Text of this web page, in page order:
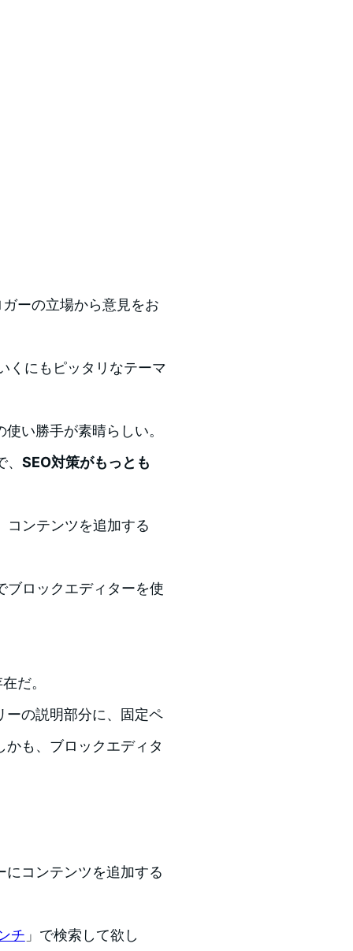
ーの立場から意見をお
くにもピッタリなテーマ
い勝手が素晴らしい。
SEO対策がもっとも
コンテンツを追加する
ブロックエディターを使
だ。
ーの説明部分に、固定ペ
も、ブロックエディタ
コンテンツを追加する
チ 」で検索して欲し